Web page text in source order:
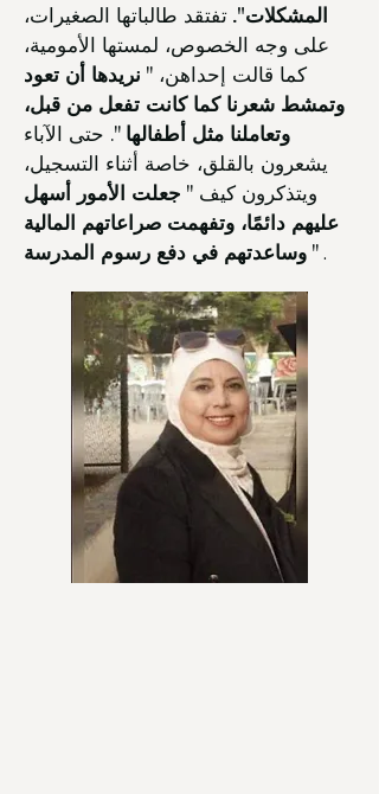
المشكلات". تفتقد طالباتها الصغيرات،
على وجه الخصوص، لمستها الأمومية،
كما قالت إحداهن، " نريدها أن تعود
وتمشط شعرنا كما كانت تفعل من قبل،
وتعاملنا مثل أطفالها ". حتى الآباء
يشعرون بالقلق، خاصة أثناء التسجيل،
ويتذكرون كيف " جعلت الأمور أسهل
عليهم دائمًا، وتفهمت صراعاتهم المالية
وساعدتهم في دفع رسوم المدرسة ".